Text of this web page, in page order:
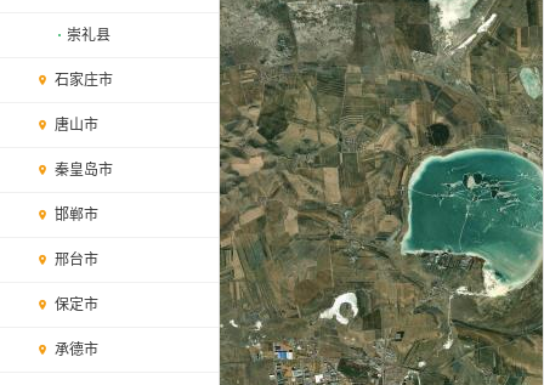
崇礼县
石家庄市
唐山市
秦皇岛市
邯郸市
邢台市
保定市
承德市